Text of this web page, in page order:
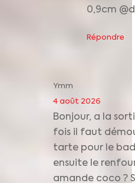
0,9cm
Répondre
Ymm
4 août 2026
Bonjour, a la
fois il faut
tarte pour le
ensuite le
amande coco ?